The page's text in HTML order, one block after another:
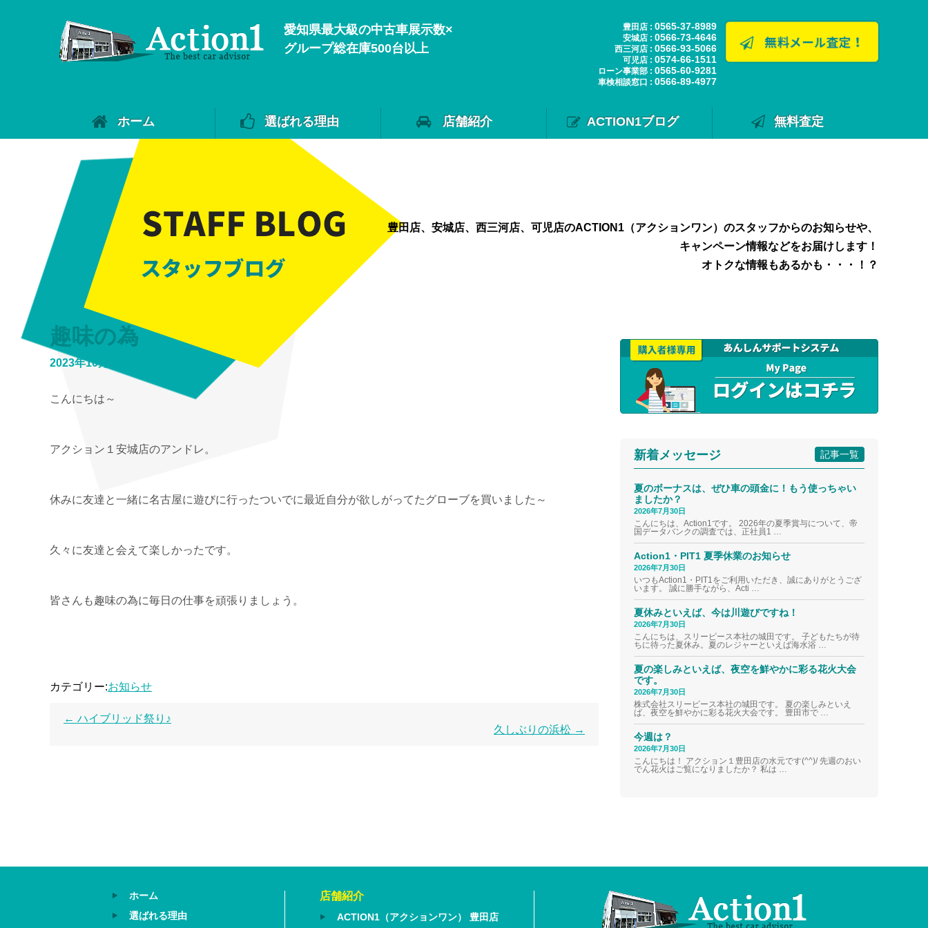
愛知県最大級の中古車展示数×
グループ総在庫500台以上
豊田店 : 0565-37-8989
安城店 : 0566-73-4646
西三河店 : 0566-93-5066
可児店 : 0574-66-1511
ローン事業部 : 0565-60-9281
車検相談窓口 : 0566-89-4977
ホーム 選ばれる理由 店舗紹介 ACTION1ブログ 無料査定
豊田店、安城店、西三河店、可児店のACTION1（アクションワン）のスタッフからのお知らせや、
キャンペーン情報などをお届けします！
オトクな情報もあるかも・・・！？
趣味の為
2023年10月19日
こんにちは～
アクション１安城店のアンドレ。
休みに友達と一緒に名古屋に遊びに行ったついでに最近自分が欲しがってたグローブを買いました～
久々に友達と会えて楽しかったです。
皆さんも趣味の為に毎日の仕事を頑張りましょう。
カテゴリー:お知らせ
← ハイブリッド祭り♪
久しぶりの浜松 →
記事一覧
新着メッセージ
夏のボーナスは、ぜひ車の頭金に！もう使っちゃい
ましたか？
2026年7月30日
こんにちは、Action1です。 2026年の夏季賞与について、帝
国データバンクの調査では、正社員1 …
Action1・PIT1 夏季休業のお知らせ
2026年7月30日
いつもAction1・PIT1をご利用いただき、誠にありがとうござ
います。 誠に勝手ながら、Acti …
夏休みといえば、今は川遊びですね！
2026年7月30日
こんにちは、スリーピース本社の城田です。 子どもたちが待
ちに待った夏休み。夏のレジャーといえば海水浴 …
夏の楽しみといえば、夜空を鮮やかに彩る花火大会
です。
2026年7月30日
株式会社スリーピース本社の城田です。 夏の楽しみといえ
ば、夜空を鮮やかに彩る花火大会です。 豊田市で …
今週は？
2026年7月30日
こんにちは！ アクション１豊田店の水元です(^^)/ 先週のおい
でん花火はご覧になりましたか？ 私は …
ホーム
選ばれる理由
店舗紹介
ACTION1（アクションワン） 豊田店